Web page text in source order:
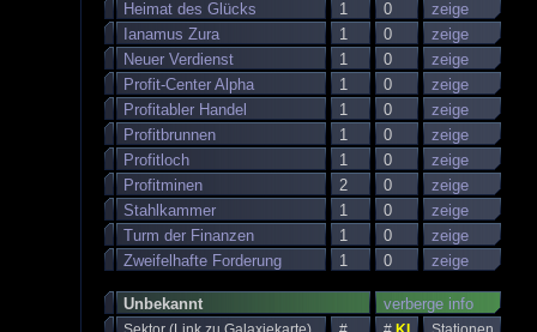
Heimat des Glücks
1 0
zeige
Ianamus Zura
1 0
zeige
Neuer Verdienst
1 0
zeige
Profit-Center Alpha
1 0
zeige
Profitabler Handel
1 0
zeige
Profitbrunnen
1 0
zeige
Profitloch
1 0
zeige
Profitminen
2 0
zeige
Stahlkammer
1 0
zeige
Turm der Finanzen
1 0
zeige
Zweifelhafte Forderung
1 0 zeige
Unbekannt verberge info